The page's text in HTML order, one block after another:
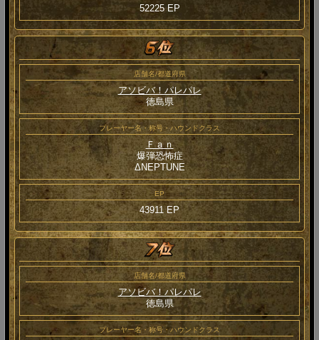
52225 EP
店舗名/都道府県
アソビバ！パレパレ
徳島県
プレーヤー名・称号・ハウンドクラス
Ｆａｎ
爆弾恐怖症
ΔNEPTUNE
EP
43911 EP
店舗名/都道府県
アソビバ！パレパレ
徳島県
プレーヤー名・称号・ハウンドクラス